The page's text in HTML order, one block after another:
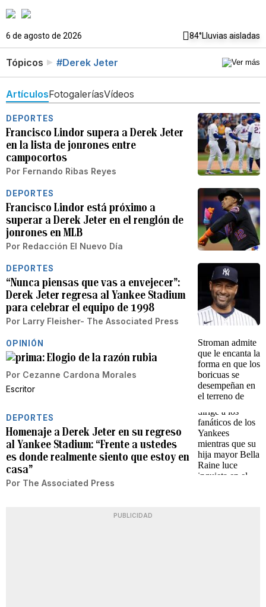
6 de agosto de 2026 84°Lluvias aisladas
Tópicos #Derek Jeter
ArtículosFotogaleríasVídeos
DEPORTES
Francisco Lindor supera a Derek Jeter
en la lista de jonrones entre
campocortos
Por Fernando Ribas Reyes
DEPORTES
Francisco Lindor está próximo a
superar a Derek Jeter en el renglón de
jonrones en MLB
Por Redacción El Nuevo Día
DEPORTES
“Nunca piensas que vas a envejecer”:
Derek Jeter regresa al Yankee Stadium
para celebrar el equipo de 1998
Por Larry Fleisher- The Associated Press
OPINIÓN
Elogio de la razón rubia
Por Cezanne Cardona Morales
Escritor
DEPORTES
Homenaje a Derek Jeter en su regreso
al Yankee Stadium: “Frente a ustedes
es donde realmente siento que estoy en
casa”
Por The Associated Press
PUBLICIDAD